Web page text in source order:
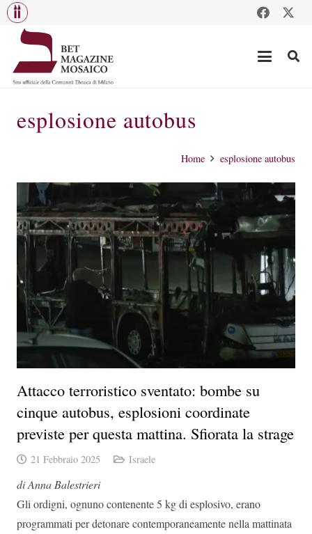
esplosione autobus
Home esplosione autobus
Attacco terroristico sventato: bombe su
cinque autobus, esplosioni coordinate
previste per questa mattina. Sfiorata la strage
21 Febbraio 2025 Israele
di Anna Balestrieri
Gli ordigni, ognuno contenente 5 kg di esplosivo, erano
programmati per detonare contemporaneamente nella mattinata